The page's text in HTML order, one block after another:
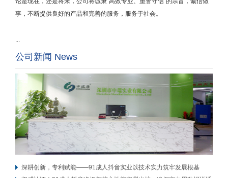
事，不断提供良好的产品和完善的服务，服务于社会。
公司新闻 News
深耕创新，专利赋能——91成人抖音实业以技术实力筑牢发展根基